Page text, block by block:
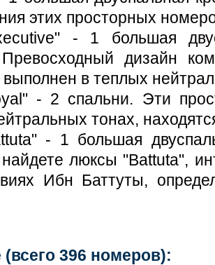
этих просторных
- 1 большая
Превосходный дизайн
выполнен в теплых
- 2 спальни. Эти
тонах,
- 1 большая
люксы "Battuta",
Ибн Баттуты,
396 номеров):